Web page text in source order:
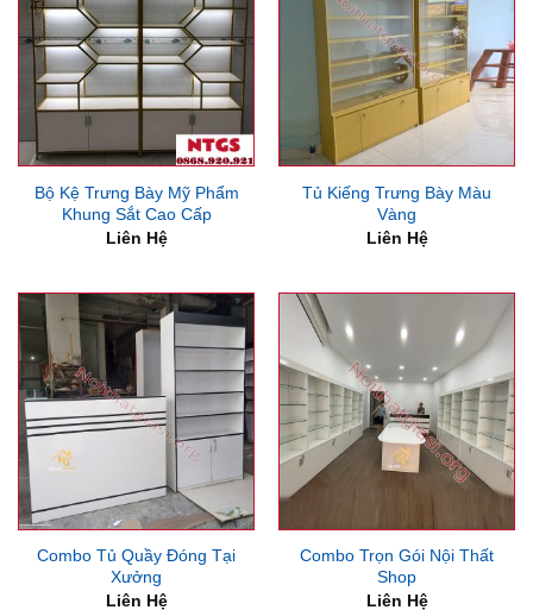
Bộ Kệ Trưng Bày Mỹ Phẩm
Khung Sắt Cao Cấp
Liên Hệ
Tủ Kiếng Trưng Bày Màu
Vàng
Liên Hệ
Combo Tủ Quầy Đóng Tại
Xưởng
Liên Hệ
Combo Trọn Gói Nội Thất
Shop
Liên Hệ